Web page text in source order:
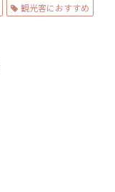
観光客におすすめ